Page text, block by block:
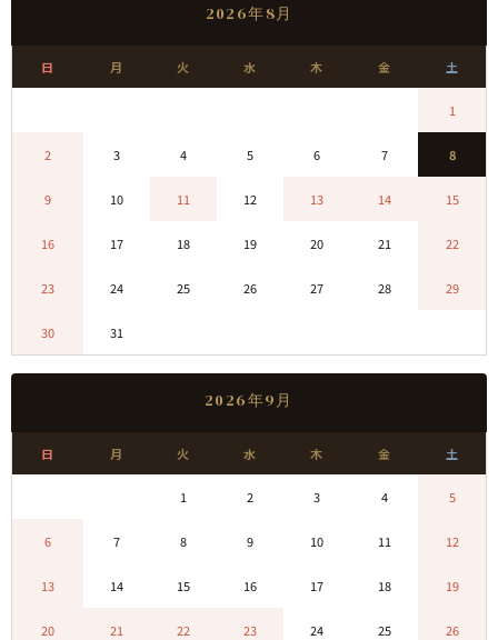
2026年8月
日 月 火 水 木 金 土
1
2 3 4 5 6 7 8
9 10 11 12 13 14 15
16 17 18 19 20 21 22
23 24 25 26 27 28 29
30 31
2026年9月
日 月 火 水 木 金 土
1 2 3 4 5
6 7 8 9 10 11 12
13 14 15 16 17 18 19
20 21 22 23 24 25 26